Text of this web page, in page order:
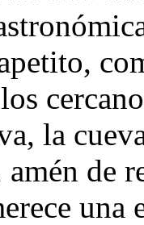
la
amén de
una